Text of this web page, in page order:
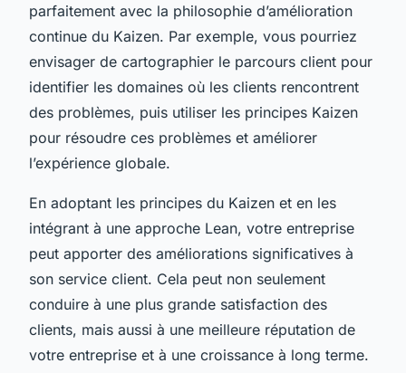
parfaitement avec la philosophie d’amélioration
continue du Kaizen. Par exemple, vous pourriez
envisager de cartographier le parcours client pour
identifier les domaines où les clients rencontrent
des problèmes, puis utiliser les principes Kaizen
pour résoudre ces problèmes et améliorer
l’expérience globale.
En adoptant les principes du Kaizen et en les
intégrant à une approche Lean, votre entreprise
peut apporter des améliorations significatives à
son service client. Cela peut non seulement
conduire à une plus grande satisfaction des
clients, mais aussi à une meilleure réputation de
votre entreprise et à une croissance à long terme.